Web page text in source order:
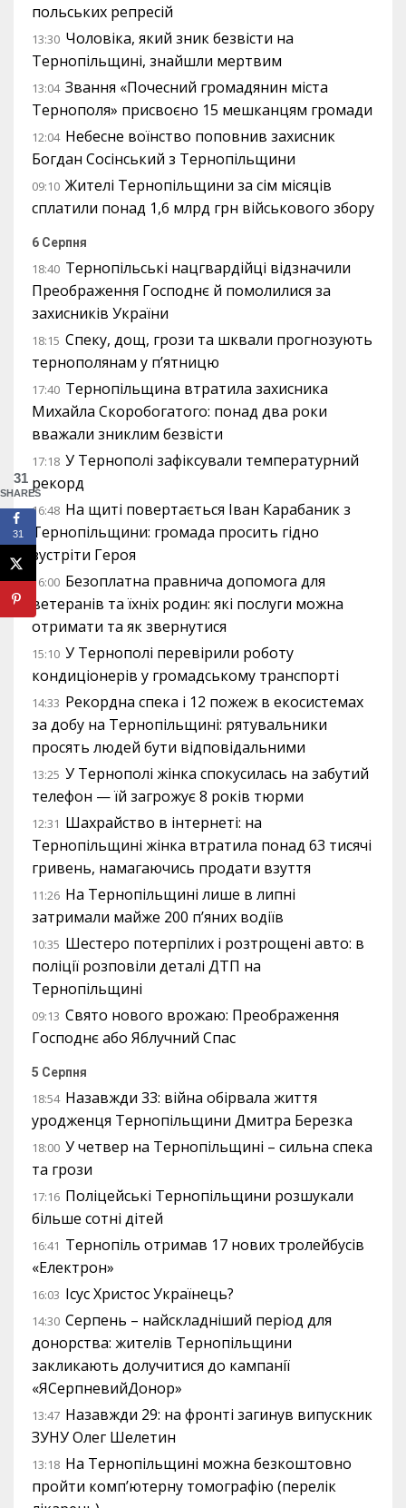
польських репресій
13:30 Чоловіка, який зник безвісти на
Тернопільщині, знайшли мертвим
13:04 Звання «Почесний громадянин міста
Тернополя» присвоєно 15 мешканцям громади
12:04 Небесне воїнство поповнив захисник
Богдан Сосінський з Тернопільщини
09:10 Жителі Тернопільщини за сім місяців
сплатили понад 1,6 млрд грн військового збору
6 Серпня
18:40 Тернопільські нацгвардійці відзначили
Преображення Господнє й помолилися за
захисників України
18:15 Спеку, дощ, грози та шквали прогнозують
тернополянам у п’ятницю
17:40 Тернопільщина втратила захисника
Михайла Скоробогатого: понад два роки
вважали зниклим безвісти
17:18 У Тернополі зафіксували температурний
рекорд
16:48 На щиті повертається Іван Карабаник з
Тернопільщини: громада просить гідно
зустріти Героя
16:00 Безоплатна правнича допомога для
ветеранів та їхніх родин: які послуги можна
отримати та як звернутися
15:10 У Тернополі перевірили роботу
кондиціонерів у громадському транспорті
14:33 Рекордна спека і 12 пожеж в екосистемах
за добу на Тернопільщині: рятувальники
просять людей бути відповідальними
13:25 У Тернополі жінка спокусилась на забутий
телефон — їй загрожує 8 років тюрми
12:31 Шахрайство в інтернеті: на
Тернопільщині жінка втратила понад 63 тисячі
гривень, намагаючись продати взуття
11:26 На Тернопільщині лише в липні
затримали майже 200 п’яних водіїв
10:35 Шестеро потерпілих і розтрощені авто: в
поліції розповіли деталі ДТП на
Тернопільщині
09:13 Свято нового врожаю: Преображення
Господнє або Яблучний Спас
5 Серпня
18:54 Назавжди 33: війна обірвала життя
уродженця Тернопільщини Дмитра Березка
18:00 У четвер на Тернопільщині – сильна спека
та грози
17:16 Поліцейські Тернопільщини розшукали
більше сотні дітей
16:41 Тернопіль отримав 17 нових тролейбусів
«Електрон»
16:03 Ісус Христос Українець?
14:30 Серпень – найскладніший період для
донорства: жителів Тернопільщини
закликають долучитися до кампанії
«ЯСерпневийДонор»
13:47 Назавжди 29: на фронті загинув випускник
ЗУНУ Олег Шелетин
13:18 На Тернопільщині можна безкоштовно
пройти комп’ютерну томографію (перелік
31
SHARES
31